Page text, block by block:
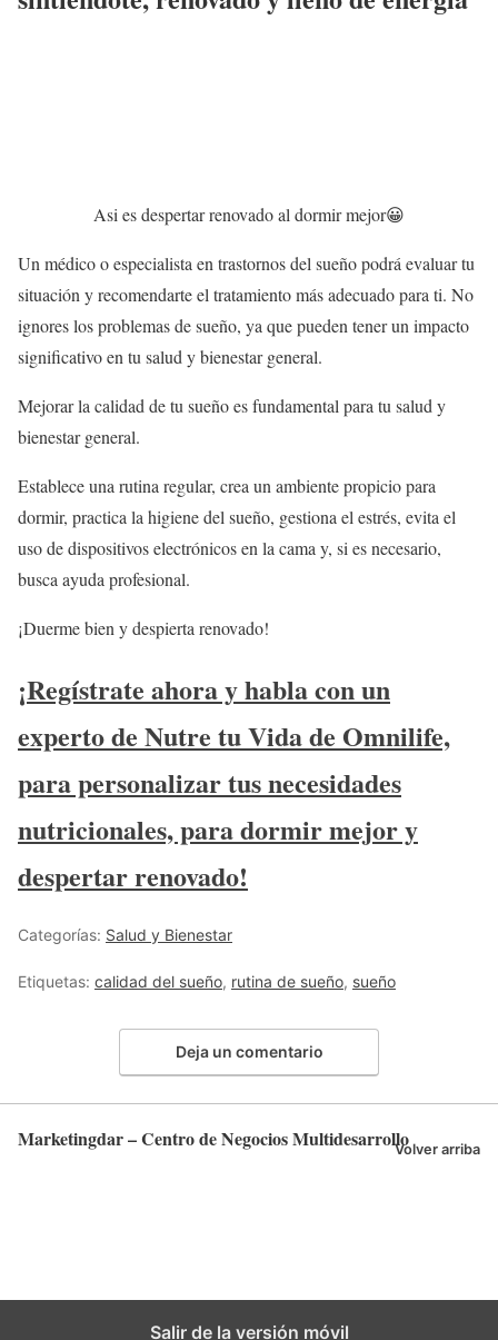
Asi es despertar renovado al dormir mejor😀
Un médico o especialista en trastornos del sueño podrá evaluar tu
situación y recomendarte el tratamiento más adecuado para ti. No
ignores los problemas de sueño, ya que pueden tener un impacto
significativo en tu salud y bienestar general.
Mejorar la calidad de tu sueño es fundamental para tu salud y
bienestar general.
Establece una rutina regular, crea un ambiente propicio para
dormir, practica la higiene del sueño, gestiona el estrés, evita el
uso de dispositivos electrónicos en la cama y, si es necesario,
busca ayuda profesional.
¡Duerme bien y despierta renovado!
¡Regístrate ahora y habla con un
experto de Nutre tu Vida de Omnilife,
para personalizar tus necesidades
nutricionales, para dormir mejor y
despertar renovado!
Categorías: Salud y Bienestar
Etiquetas: calidad del sueño, rutina de sueño, sueño
Deja un comentario
Marketingdar – Centro de Negocios MultidesarrolloVolver arriba
Salir de la versión móvil